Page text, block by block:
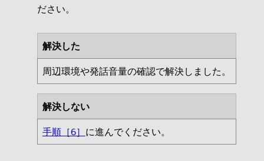
ださい。
解決した
周辺環境や発話音量の確認で解決しました。
解決しない
手順［6］ に進んでください。